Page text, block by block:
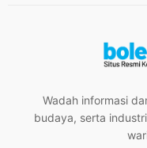
Wadah informasi
budaya, serta